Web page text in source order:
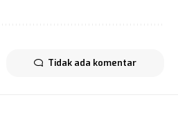
Tidak ada komentar